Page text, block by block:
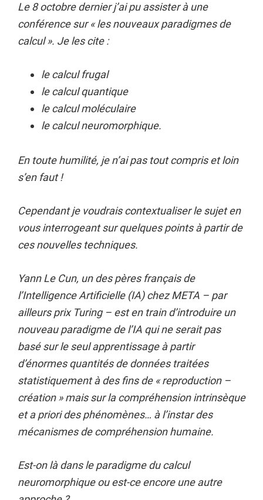
Le 8 octobre dernier j’ai pu assister à une
conférence sur « les nouveaux paradigmes de
calcul ». Je les cite :
le calcul frugal
le calcul quantique
le calcul moléculaire
le calcul neuromorphique.
En toute humilité, je n’ai pas tout compris et loin
s’en faut !
Cependant je voudrais contextualiser le sujet en
vous interrogeant sur quelques points à partir de
ces nouvelles techniques.
Yann Le Cun, un des pères français de
l’Intelligence Artificielle (IA) chez META – par
ailleurs prix Turing – est en train d’introduire un
nouveau paradigme de l’IA qui ne serait pas
basé sur le seul apprentissage à partir
d’énormes quantités de données traitées
statistiquement à des fins de « reproduction –
création » mais sur la compréhension intrinsèque
et a priori des phénomènes… à l’instar des
mécanismes de compréhension humaine.
Est-on là dans le paradigme du calcul
neuromorphique ou est-ce encore une autre